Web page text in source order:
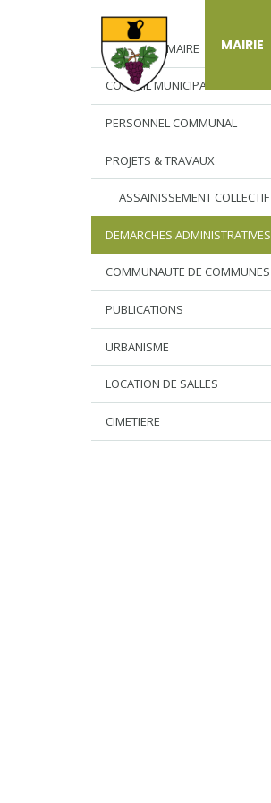
MAIRIE
L’EDITO DU MAIRE
CONSEIL MUNICIPAL
PERSONNEL COMMUNAL
PROJETS & TRAVAUX
ASSAINISSEMENT COLLECTIF
DEMARCHES ADMINISTRATIVES
COMMUNAUTE DE COMMUNES
PUBLICATIONS
URBANISME
LOCATION DE SALLES
CIMETIERE